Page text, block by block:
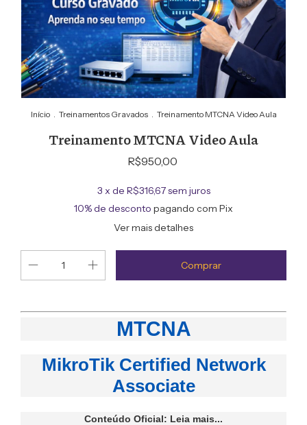
Início . Treinamentos Gravados . Treinamento MTCNA Video Aula
Treinamento MTCNA Video Aula
R$950,00
3 x de R$316,67sem juros
10% de desconto pagando com Pix
Ver mais detalhes
MTCNA
MikroTik Certified Network
Associate
Conteúdo Oficial: Leia mais...